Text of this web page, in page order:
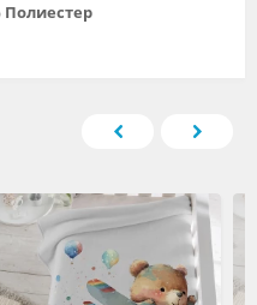
Полиестер